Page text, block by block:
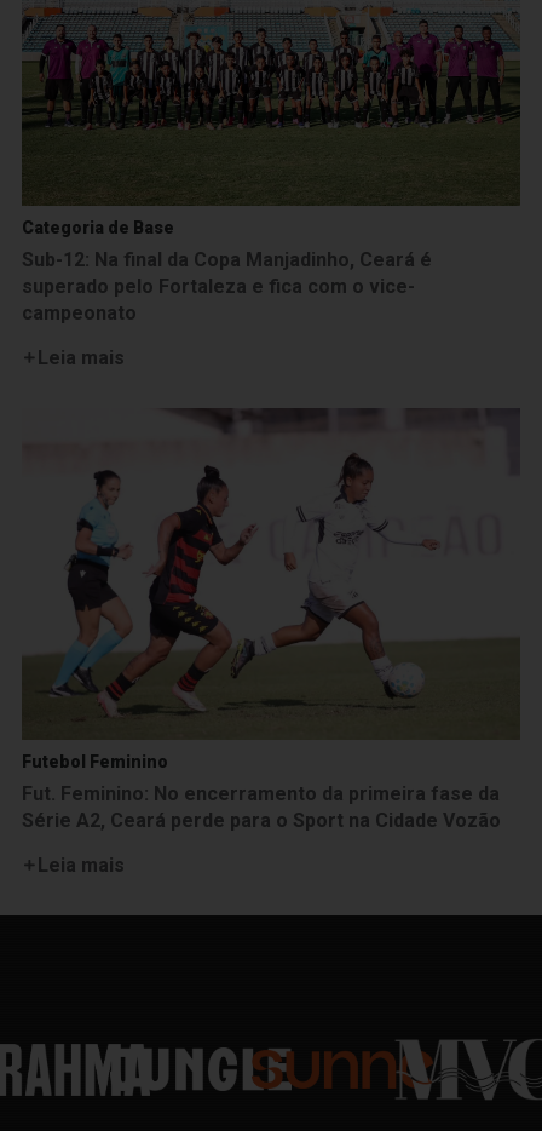
Categoria de Base
Sub-12: Na final da Copa Manjadinho, Ceará é
superado pelo Fortaleza e fica com o vice-
campeonato
Leia mais
Futebol Feminino
Fut. Feminino: No encerramento da primeira fase da
Série A2, Ceará perde para o Sport na Cidade Vozão
Leia mais